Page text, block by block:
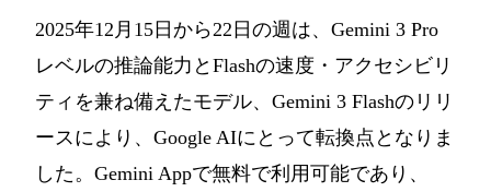
2025年12月15日から22日の週は、Gemini 3 Pro
レベルの推論能力とFlashの速度・アクセシビリ
ティを兼ね備えたモデル、Gemini 3 Flashのリリ
ースにより、Google AIにとって転換点となりま
した。Gemini Appで無料で利用可能であり、